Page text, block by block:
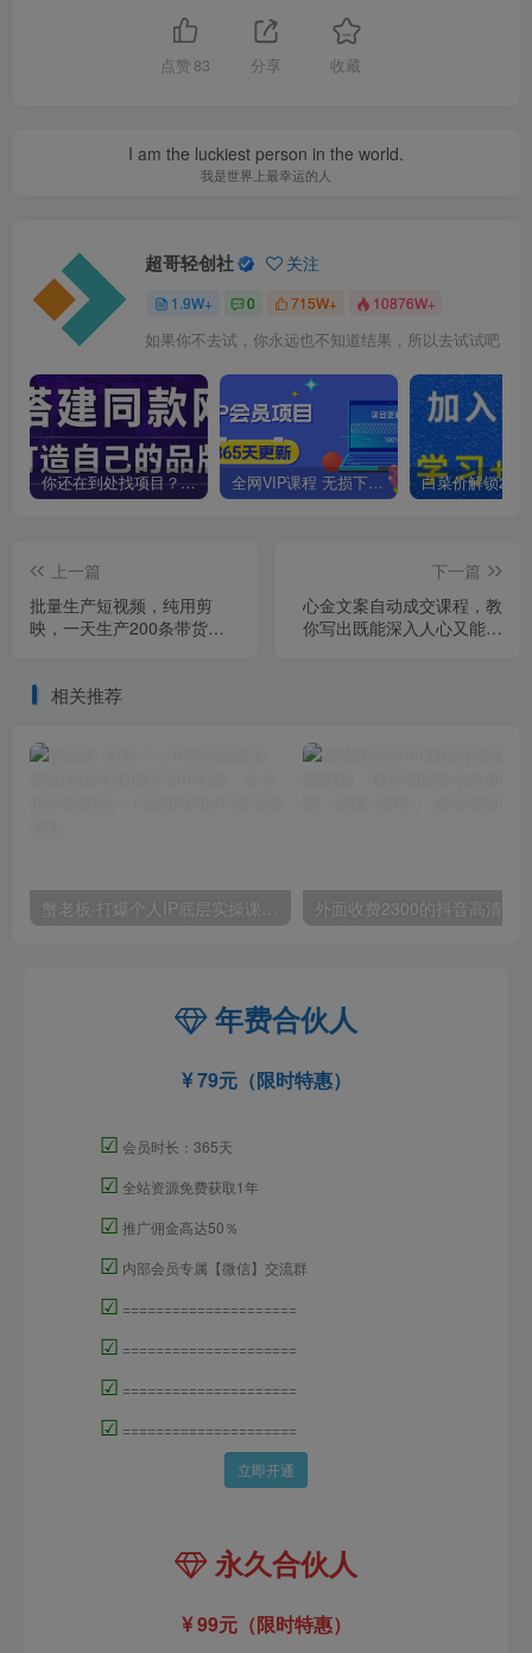
点赞 83 分享 收藏
I am the luckiest person in the world.
我是世界上最幸运的人
超哥轻创社 关注
1.9W+ 0 715W+ 10876W+
如果你不去试，你永远也不知道结果，所以去试试吧
你还在到处找项目？还在当韭菜？我靠卖项目一个月收入5万+，曾经我也是个失败者。 全网VIP课程 无损下载~
上一篇
批量生产短视频，纯用剪
映，一天生产200条带货视
下一篇
心金文案自动成交课程，教
你写出既能深入人心又能吸
相关推荐
蟹老板·打爆个人IP底层实操课，教你成熟专业的打造IP技能，全方位带你做成一个能商业化IP
年费合伙人
79元（限时特惠）
☑ 会员时长：365天
☑ 全站资源免费获取1年
☑ 推广佣金高达50％
☑ 内部会员专属【微信】交流群
☑ =====================
☑ =====================
☑ =====================
☑ =====================
立即开通
永久合伙人
99元（限时特惠）